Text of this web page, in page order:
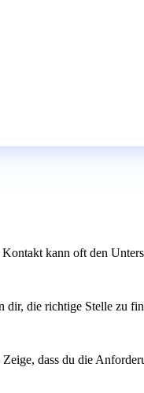
kann oft den
die richtige Stelle zu
dass du die